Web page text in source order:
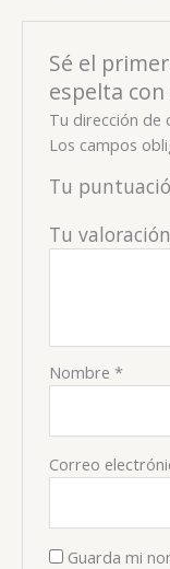
Sé el
espelta con
Tu dirección de
Los campos
Tu
Tu valoración
Nombre*
Correo
Guarda mi